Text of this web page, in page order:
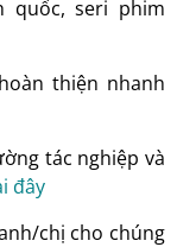
quốc, seri phim
thiện nhanh
tác nghiệp và
đây
chị cho chúng